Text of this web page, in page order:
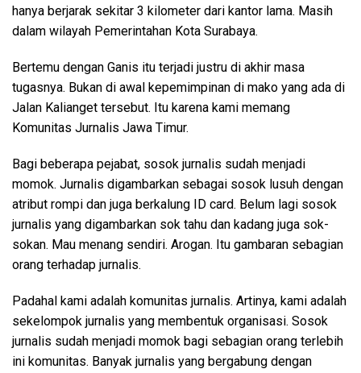
hanya berjarak sekitar 3 kilometer dari kantor lama. Masih
dalam wilayah Pemerintahan Kota Surabaya.
Bertemu dengan Ganis itu terjadi justru di akhir masa
tugasnya. Bukan di awal kepemimpinan di mako yang ada di
Jalan Kalianget tersebut. Itu karena kami memang
Komunitas Jurnalis Jawa Timur.
Bagi beberapa pejabat, sosok jurnalis sudah menjadi
momok. Jurnalis digambarkan sebagai sosok lusuh dengan
atribut rompi dan juga berkalung ID card. Belum lagi sosok
jurnalis yang digambarkan sok tahu dan kadang juga sok-
sokan. Mau menang sendiri. Arogan. Itu gambaran sebagian
orang terhadap jurnalis.
Padahal kami adalah komunitas jurnalis. Artinya, kami adalah
sekelompok jurnalis yang membentuk organisasi. Sosok
jurnalis sudah menjadi momok bagi sebagian orang terlebih
ini komunitas. Banyak jurnalis yang bergabung dengan